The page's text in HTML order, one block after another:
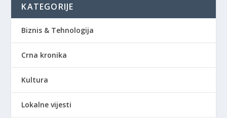
KATEGORIJE
Biznis & Tehnologija
Crna kronika
Kultura
Lokalne vijesti